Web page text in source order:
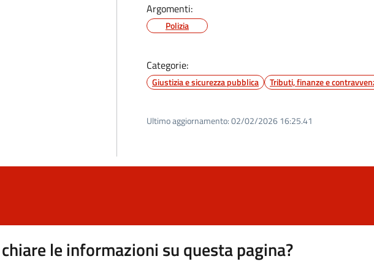
Argomenti:
Polizia
Categorie:
Giustizia e sicurezza pubblica Tributi, finanze e
Ultimo aggiornamento:02/02/2026 16:25.41
le informazioni su questa pagina?